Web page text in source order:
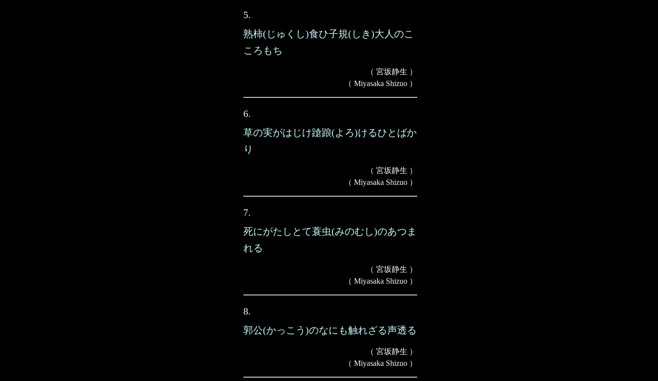
5.
熟柿(じゅくし)食ひ子規(しき)大人のこ
ころもち
（ 宮坂静生 ）
（ Miyasaka Shizuo ）
6.
草の実がはじけ蹌踉(よろ)けるひとばか
り
（ 宮坂静生 ）
（ Miyasaka Shizuo ）
7.
死にがたしとて蓑虫(みのむし)のあつま
れる
（ 宮坂静生 ）
（ Miyasaka Shizuo ）
8.
郭公(かっこう)のなにも触れざる声透る
（ 宮坂静生 ）
（ Miyasaka Shizuo ）